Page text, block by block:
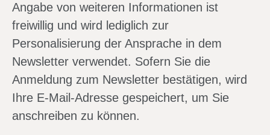
Angabe von weiteren Informationen ist
freiwillig und wird lediglich zur
Personalisierung der Ansprache in dem
Newsletter verwendet. Sofern Sie die
Anmeldung zum Newsletter bestätigen, wird
Ihre E-Mail-Adresse gespeichert, um Sie
anschreiben zu können.